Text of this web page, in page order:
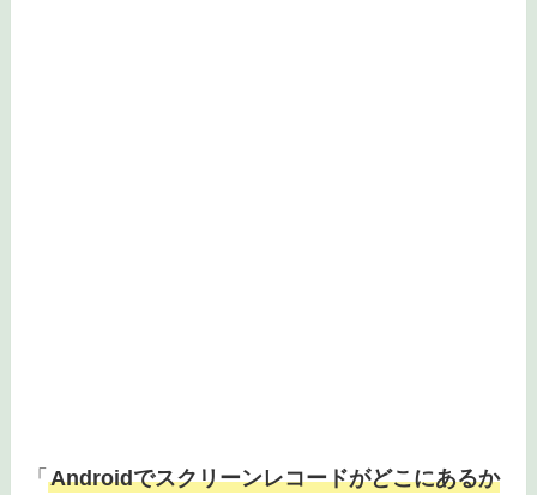
「Androidでスクリーンレコードがどこにあるか